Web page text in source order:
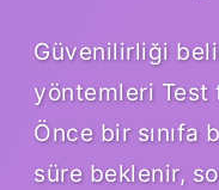
Güvenilirliği
yöntemleri Test
Önce bir sınıfa
süre beklenir,